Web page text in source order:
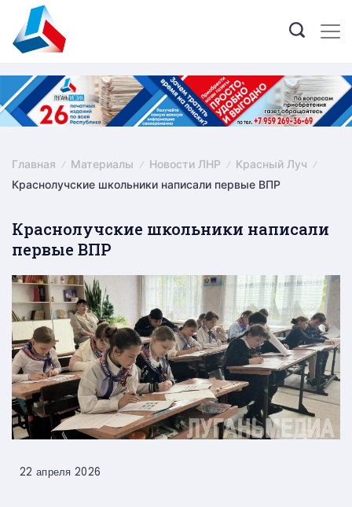
content
Главная Материалы Новости ЛНР
Красный Луч
Краснолучские школьники написали первые ВПР
Краснолучские школьники написали
первые ВПР
22 апреля 2026